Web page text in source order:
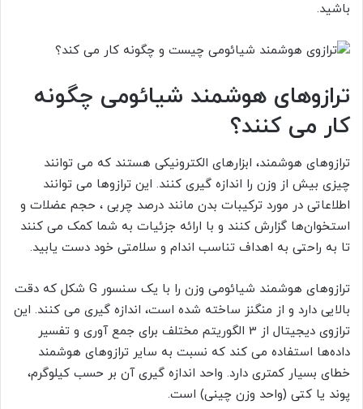
باشید.
ترازوهای هوشمند شیائومی چگونه
کار می کنند؟
ترازوهای هوشمند، ابزارهای الکترونیکی هستند که می توانند
چیزی بیش از وزن را اندازه گیری کنند. این ترازوها می توانند
اطلاعاتی در مورد ترکیبات بدن مانند درصد چربی ، حجم عضلات و
استخوان‌ها گزارش کنند و با ارائه جزئیات به شما کمک می کنند
تا به راحتی به اهداف تناسب اندام و سلامتی خود دست یابید.
ترازوهای هوشمند شیائومی وزن را با یک سنسور G شکل که دقت
بالایی دارد و از منگنز ساخته شده است، اندازه گیری می کنند. این
ترازوی دیجیتال از 3 الگوریتم مختلف برای جمع آوری و تفسیر
داده‌ها استفاده می کند که نسبت به سایر ترازوهای هوشمند
خطای بسیار کمتری دارد. واحد اندازه گیری آن بر حسب کیلوگرم،
پوند یا کتی (واحد وزن چینی) است.